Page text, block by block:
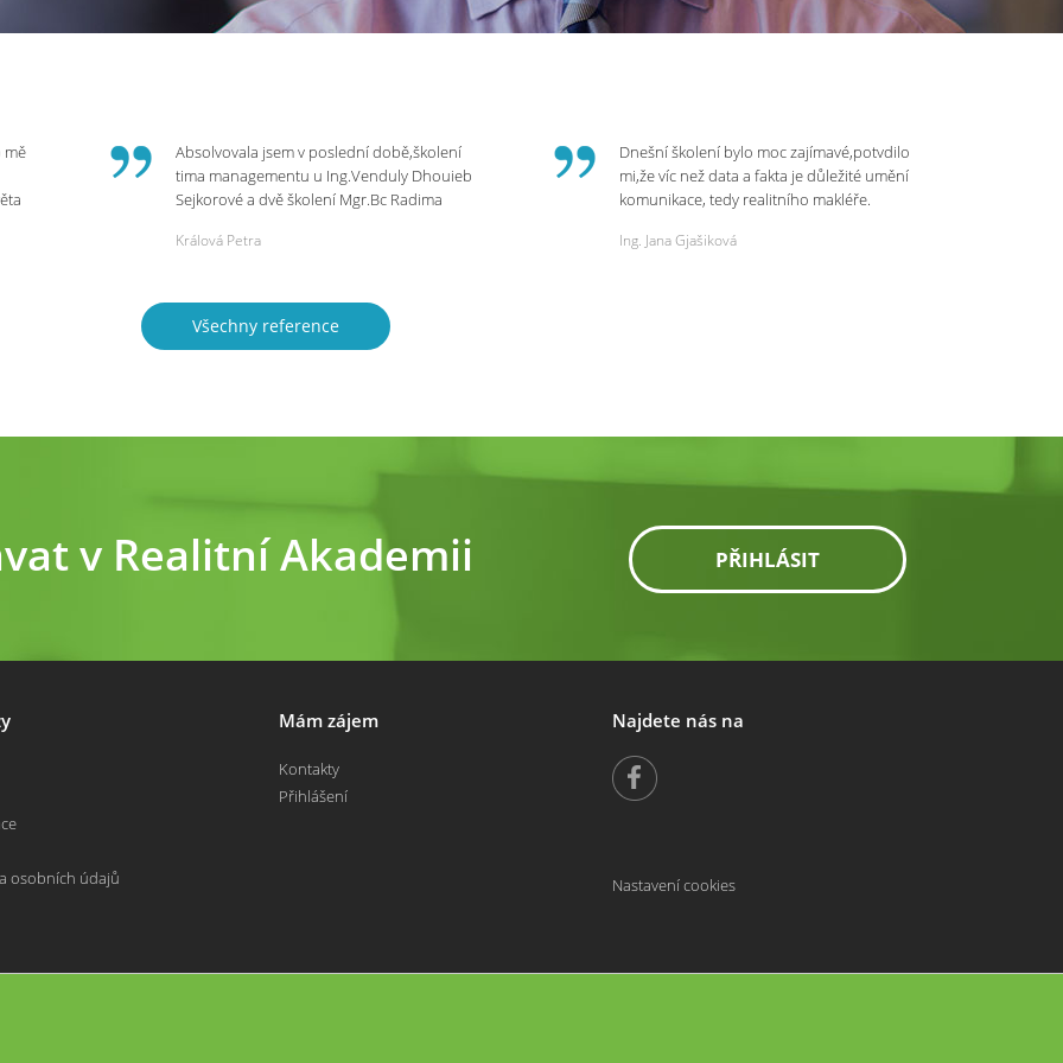
mě
Absolvovala jsem v poslední době,školení
tima managementu u Ing.Venduly Dhouieb
Sejkorové a dvě školení Mgr.Bc Radima
doporučit,neboť mi změnily pohled na
Králová Petra
Dnešní školení bylo moc zajímavé,potvdilo
mi,že víc než data a fakta je důležité umění
komunikace, tedy realitního makléře.
rozhovor či náběr u klienta. Výsledkem je
Ing. Jana Gjašiková
Všechny reference
PŘIHLÁSIT
v Realitní Akademii
osobních údajů
Mám zájem
Kontakty
Přihlášení
Najdete nás na
Nastavení cookies